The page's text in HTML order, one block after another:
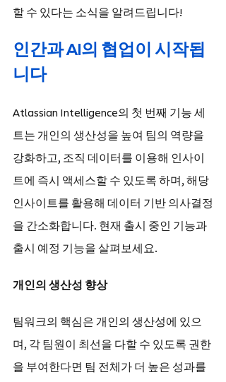
할 수 있다는 소식을 알려드립니다!
인간과 AI의 협업이 시작됩
니다
Atlassian Intelligence의 첫 번째 기능 세
트는 개인의 생산성을 높여 팀의 역량을
강화하고, 조직 데이터를 이용해 인사이
트에 즉시 액세스할 수 있도록 하며, 해당
인사이트를 활용해 데이터 기반 의사결정
을 간소화합니다. 현재 출시 중인 기능과
출시 예정 기능을 살펴보세요.
개인의 생산성 향상
팀워크의 핵심은 개인의 생산성에 있으
며, 각 팀원이 최선을 다할 수 있도록 권한
을 부여한다면 팀 전체가 더 높은 성과를